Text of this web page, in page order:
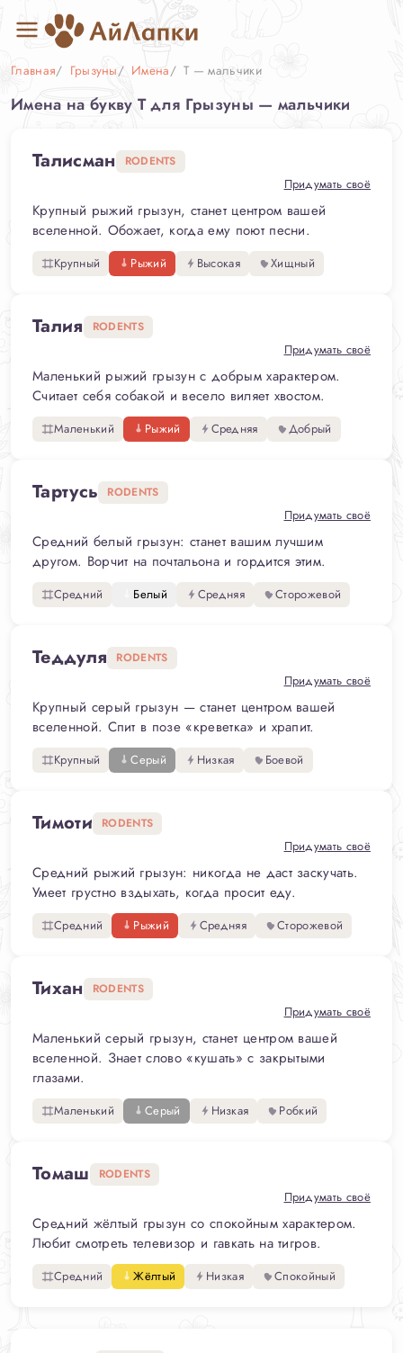
Главная Грызуны Имена Т — мальчики
Имена на букву Т для Грызуны — мальчики
Талисман RODENTS
Придумать своё
Крупный рыжий грызун, станет центром вашей
вселенной. Обожает, когда ему поют песни.
Крупный Рыжий Высокая Хищный
Талия RODENTS
Придумать своё
Маленький рыжий грызун с добрым характером.
Считает себя собакой и весело виляет хвостом.
Маленький Рыжий Средняя Добрый
Тартусь RODENTS
Придумать своё
Средний белый грызун: станет вашим лучшим
другом. Ворчит на почтальона и гордится этим.
Средний Белый Средняя Сторожевой
Теддуля RODENTS
Придумать своё
Крупный серый грызун — станет центром вашей
вселенной. Спит в позе «креветка» и храпит.
Крупный Серый Низкая Боевой
Тимоти RODENTS
Придумать своё
Средний рыжий грызун: никогда не даст заскучать.
Умеет грустно вздыхать, когда просит еду.
Средний Рыжий Средняя Сторожевой
Тихан RODENTS
Придумать своё
Маленький серый грызун, станет центром вашей
вселенной. Знает слово «кушать» с закрытыми
глазами.
Маленький Серый Низкая Робкий
Томаш RODENTS
Придумать своё
Средний жёлтый грызун со спокойным характером.
Любит смотреть телевизор и гавкать на тигров.
Средний Жёлтый Низкая Спокойный